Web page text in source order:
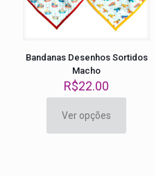
página
do
produto
Bandanas Desenhos Sortidos
Macho
R$22.00
Ver opções
produto